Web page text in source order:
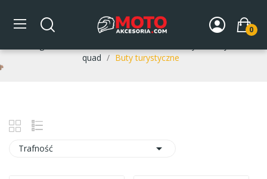
0
Buty turystyczne
quad
Buty turystyczne
Trafność 